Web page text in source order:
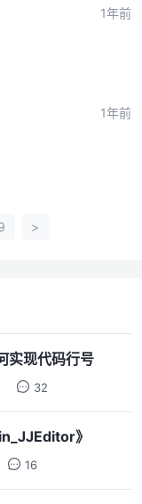
1年前
1年前
>
实现代码行号
32
》
16